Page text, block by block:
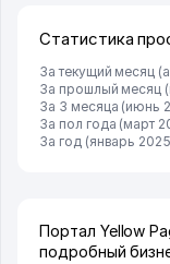
Статистика
За текущий месяц
За прошлый месяц
За 3 месяца (июнь
За пол года (март
За год (январь
Портал Yellow
подробный